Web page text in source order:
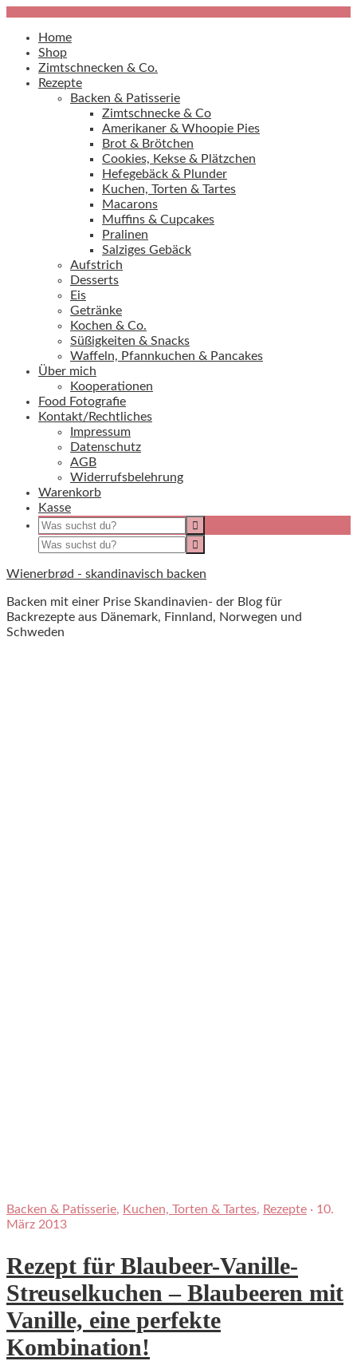
Home
Shop
Zimtschnecken & Co.
Rezepte
Backen & Patisserie
Zimtschnecke & Co
Amerikaner & Whoopie Pies
Brot & Brötchen
Cookies, Kekse & Plätzchen
Hefegebäck & Plunder
Kuchen, Torten & Tartes
Macarons
Muffins & Cupcakes
Pralinen
Salziges Gebäck
Aufstrich
Desserts
Eis
Getränke
Kochen & Co.
Süßigkeiten & Snacks
Waffeln, Pfannkuchen & Pancakes
Über mich
Kooperationen
Food Fotografie
Kontakt/Rechtliches
Impressum
Datenschutz
AGB
Widerrufsbelehrung
Warenkorb
Kasse
Wienerbrød - skandinavisch backen
Backen mit einer Prise Skandinavien- der Blog für
Backrezepte aus Dänemark, Finnland, Norwegen und
Schweden
Backen & Patisserie, Kuchen, Torten & Tartes, Rezepte · 10.
März 2013
Rezept für Blaubeer-Vanille-
Streuselkuchen – Blaubeeren mit
Vanille, eine perfekte
Kombination!